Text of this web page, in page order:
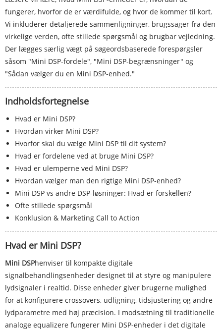
fungerer, hvorfor de er værdifulde, og hvor de kommer til kort.
Vi inkluderer detaljerede sammenligninger, brugssager fra den
virkelige verden, ofte stillede spørgsmål og brugbar vejledning.
Der lægges særlig vægt på søgeordsbaserede forespørgsler
såsom "Mini DSP-fordele", "Mini DSP-begrænsninger" og
"Sådan vælger du en Mini DSP-enhed."
Indholdsfortegnelse
Hvad er Mini DSP?
Hvordan virker Mini DSP?
Hvorfor skal du vælge Mini DSP til dit system?
Hvad er fordelene ved at bruge Mini DSP?
Hvad er ulemperne ved Mini DSP?
Hvordan vælger man den rigtige Mini DSP-enhed?
Mini DSP vs andre DSP-løsninger: Hvad er forskellen?
Ofte stillede spørgsmål
Konklusion & Marketing Call to Action
Hvad er Mini DSP?
Mini DSPhenviser til kompakte digitale
signalbehandlingsenheder designet til at styre og manipulere
lydsignaler i realtid. Disse enheder giver brugerne mulighed
for at konfigurere crossovers, udligning, tidsjustering og andre
lydparametre med høj præcision. I modsætning til traditionelle
analoge equalizere fungerer Mini DSP-enheder i det digitale